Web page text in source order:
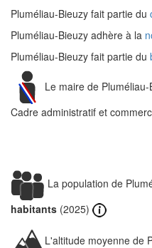
Pluméliau-Bieuzy fait partie du
Pluméliau-Bieuzy adhère à la
Pluméliau-Bieuzy fait partie du
Le maire de
Cadre administratif et
La population de
habitants (2025)
L'altitude moyenne de